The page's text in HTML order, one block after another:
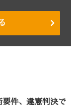
要件、違憲判決で